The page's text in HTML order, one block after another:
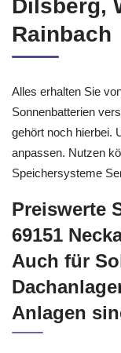
Dilsberg,
Rainbach
Alles erhalten Sie
Sonnenbatterien
gehört noch hierbei.
anpassen. Nutzen
Speichersysteme
Preiswerte
69151
Auch für
Anlagen